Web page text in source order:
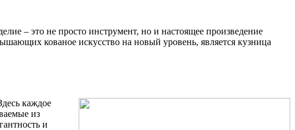
– это не просто инструмент, но и настоящее произведение
кованое искусство на новый уровень, является кузница
каждое
из
и